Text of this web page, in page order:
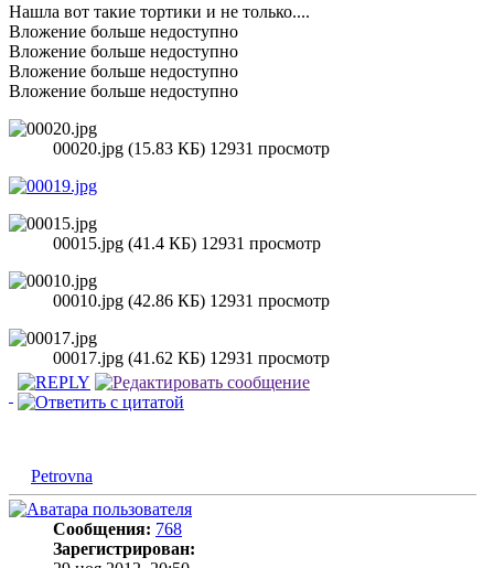
Нашла вот такие тортики и не только....
Вложение больше недоступно
Вложение больше недоступно
Вложение больше недоступно
Вложение больше недоступно
00020.jpg (15.83 КБ) 12931 просмотр
00015.jpg (41.4 КБ) 12931 просмотр
00010.jpg (42.86 КБ) 12931 просмотр
00017.jpg (41.62 КБ) 12931 просмотр
Petrovna
Сообщения: 768
Зарегистрирован: